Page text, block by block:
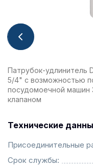
Патрубок-удлинитель
5/4" с возможностью
посудомоечной машин
клапаном
Технические
Присоединительные
Срок службы: